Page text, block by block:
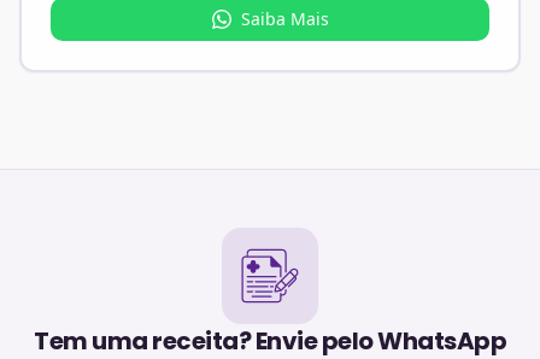
Saiba Mais
Tem uma receita? Envie pelo WhatsApp